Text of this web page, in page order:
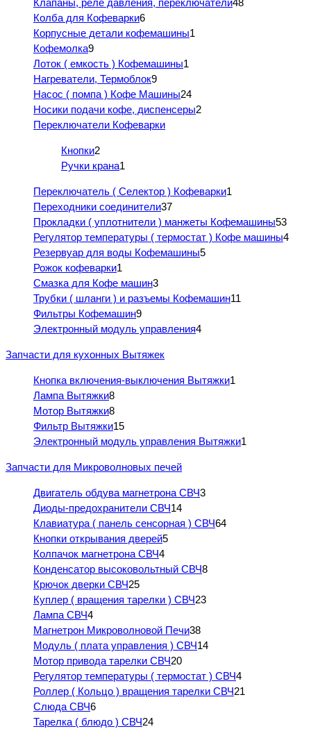
Клапаны, реле давления, переключатели48
Колба для Кофеварки6
Корпусные детали кофемашины1
Кофемолка9
Лоток ( емкость ) Кофемашины1
Нагреватели, Термоблок9
Насос ( помпа ) Кофе Машины24
Носики подачи кофе, диспенсеры2
Переключатели Кофеварки
Кнопки2
Ручки крана1
Переключатель ( Селектор ) Кофеварки1
Переходники соединители37
Прокладки ( уплотнители ) манжеты Кофемашины53
Регулятор температуры ( термостат ) Кофе машины4
Резервуар для воды Кофемашины5
Рожок кофеварки1
Смазка для Кофе машин3
Трубки ( шланги ) и разъемы Кофемашин11
Фильтры Кофемашин9
Электронный модуль управления4
Запчасти для кухонных Вытяжек
Кнопка включения-выключения Вытяжки1
Лампа Вытяжки8
Мотор Вытяжки8
Фильтр Вытяжки15
Электронный модуль управления Вытяжки1
Запчасти для Микроволновых печей
Двигатель обдува магнетрона СВЧ3
Диоды-предохранители СВЧ14
Клавиатура ( панель сенсорная ) СВЧ64
Кнопки открывания дверей5
Колпачок магнетрона СВЧ4
Конденсатор высоковольтный СВЧ8
Крючок дверки СВЧ25
Куплер ( вращения тарелки ) СВЧ23
Лампа СВЧ4
Магнетрон Микроволновой Печи38
Модуль ( плата управления ) СВЧ14
Мотор привода тарелки СВЧ20
Регулятор температуры ( термостат ) СВЧ4
Роллер ( Кольцо ) вращения тарелки СВЧ21
Слюда СВЧ6
Тарелка ( блюдо ) СВЧ24